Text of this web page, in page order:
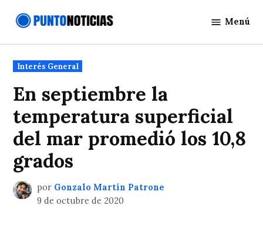
Noticias
Menú
Publicado
en
Interés General
En septiembre la
temperatura superficial
del mar promedió los 10,8
grados
por Gonzalo Martín Patrone
9 de octubre de 2020